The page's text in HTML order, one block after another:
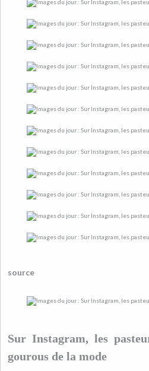
source
Sur Instagram, les
gourous de la mode